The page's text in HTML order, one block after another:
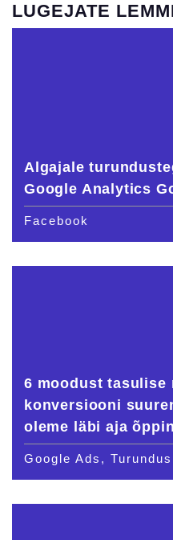
LUGEJATE
Algajale
Google Analytics
Facebook
6 moodust tasulise
konversiooni
oleme läbi aja
Google Ads, Turundus